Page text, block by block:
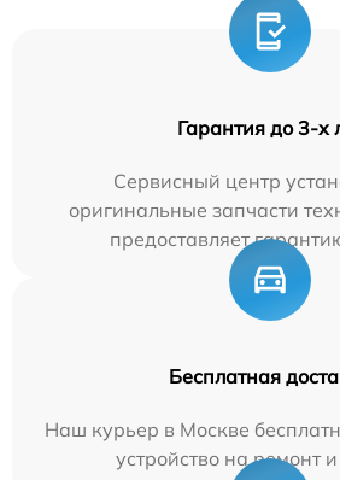
Гарантия до 3-х
Сервисный центр
оригинальные запчасти
предоставляет
Бесплатная
Наш курьер в Москве
устройство на ремонт